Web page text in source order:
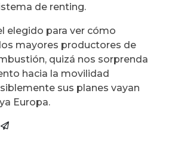
de renting.
elegido para ver cómo
mayores productores de
quizá nos sorprenda
hacia la movilidad
sus planes vayan
Europa.